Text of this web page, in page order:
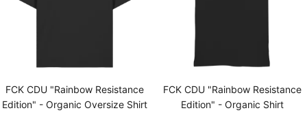
FCK CDU "Rainbow Resistance
Edition" - Organic Oversize Shirt
FCK CDU "Rainbow Resistance
Edition" - Organic Shirt